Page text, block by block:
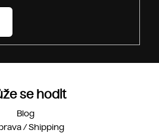
se hodit
Blog
/ Shipping